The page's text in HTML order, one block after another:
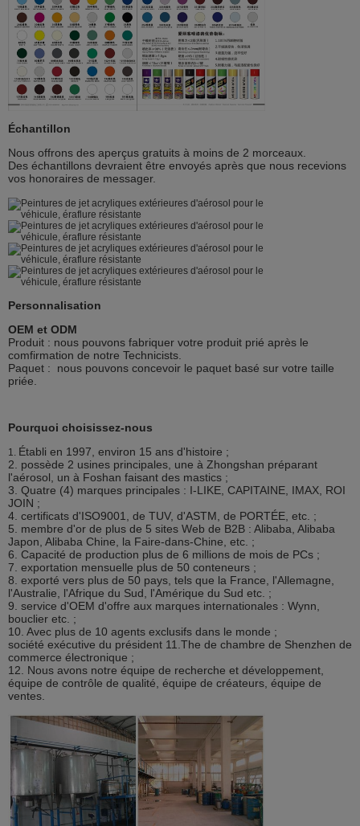
Échantillon
Nous offrons des aperçus gratuits à moins de 2 morceaux.
Des échantillons devraient être envoyés après que nous recevions
vos honoraires de messager.
Personnalisation
OEM et ODM
Produit : nous pouvons fabriquer votre produit prié après le
comfirmation de notre Technicists.
Paquet : nous pouvons concevoir le paquet basé sur votre taille
priée.
Pourquoi choisissez-nous
1. Établi en 1997, environ 15 ans d'histoire ;
2. possède 2 usines principales, une à Zhongshan préparant
l'aérosol, un à Foshan faisant des mastics ;
3. Quatre (4) marques principales : I-LIKE, CAPITAINE, IMAX, ROI
JOIN ;
4. certificats d'ISO9001, de TUV, d'ASTM, de PORTÉE, etc. ;
5. membre d'or de plus de 5 sites Web de B2B : Alibaba, Alibaba
Japon, Alibaba Chine, la Faire-dans-Chine, etc. ;
6. Capacité de production plus de 6 millions de mois de PCs ;
7. exportation mensuelle plus de 50 conteneurs ;
8. exporté vers plus de 50 pays, tels que la France, l'Allemagne,
l'Australie, l'Afrique du Sud, l'Amérique du Sud etc. ;
9. service d'OEM d'offre aux marques internationales : Wynn,
bouclier etc. ;
10. Avec plus de 10 agents exclusifs dans le monde ;
société exécutive du président 11.The de chambre de Shenzhen de
commerce électronique ;
12. Nous avons notre équipe de recherche et développement,
équipe de contrôle de qualité, équipe de créateurs, équipe de
ventes.